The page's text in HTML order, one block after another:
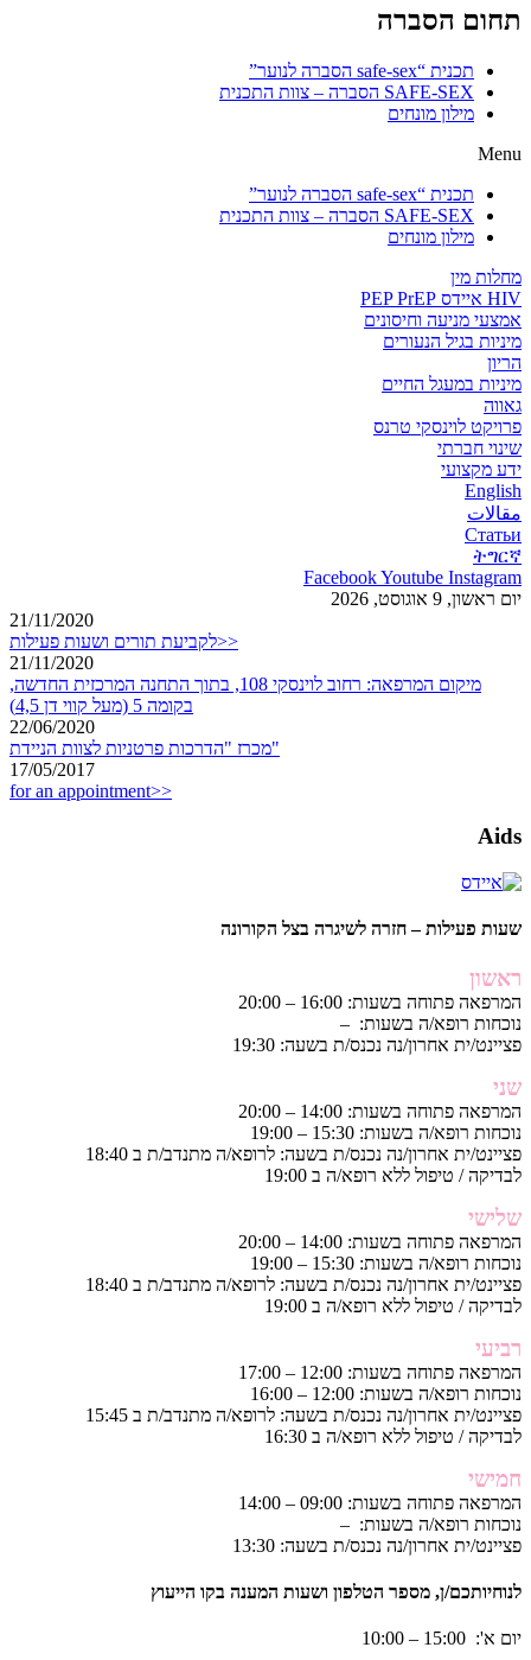
תחום הסברה
תכנית “safe-sex הסברה לנוער”
SAFE-SEX הסברה – צוות התכנית
מילון מונחים
Menu
תכנית “safe-sex הסברה לנוער”
SAFE-SEX הסברה – צוות התכנית
מילון מונחים
מחלות מין
HIV איידס PEP PrEP
אמצעי מניעה וחיסונים
מיניות בגיל הנעורים
הריון
מיניות במעגל החיים
גאווה
פרויקט לוינסקי טרנס
שינוי חברתי
ידע מקצועי
English
مقالات
Статьи
ትግርኛ
FacebookYoutube Instagram
יום ראשון, 9 אוגוסט, 2026
21/11/2020
לקביעת תורים ושעות פעילות>>
21/11/2020
מיקום המרפאה: רחוב לוינסקי 108, בתוך התחנה המרכזית החדשה,
בקומה 5 (מעל קווי דן 4,5)
22/06/2020
מכרז "הדרכות פרטניות לצוות הניידת"
17/05/2017
for an appointment>>
Aids
שעות פעילות – חזרה לשיגרה בצל הקורונה
ראשון
המרפאה פתוחה בשעות: 16:00 – 20:00
נוכחות רופא/ה בשעות: –
פציינט/ית אחרון/נה נכנס/ת בשעה: 19:30
שני
המרפאה פתוחה בשעות: 14:00 – 20:00
נוכחות רופא/ה בשעות: 15:30 – 19:00
פציינט/ית אחרון/נה נכנס/ת בשעה: לרופא/ה מתנדב/ת ב 18:40
לבדיקה / טיפול ללא רופא/ה ב 19:00
שלישי
המרפאה פתוחה בשעות: 14:00 – 20:00
נוכחות רופא/ה בשעות: 15:30 – 19:00
פציינט/ית אחרון/נה נכנס/ת בשעה: לרופא/ה מתנדב/ת ב 18:40
לבדיקה / טיפול ללא רופא/ה ב 19:00
רביעי
המרפאה פתוחה בשעות: 12:00 – 17:00
נוכחות רופא/ה בשעות: 12:00 – 16:00
פציינט/ית אחרון/נה נכנס/ת בשעה: לרופא/ה מתנדב/ת ב 15:45
לבדיקה / טיפול ללא רופא/ה ב 16:30
חמישי
המרפאה פתוחה בשעות: 09:00 – 14:00
נוכחות רופא/ה בשעות: –
פציינט/ית אחרון/נה נכנס/ת בשעה: 13:30
לנוחיותכם/ן, מספר הטלפון ושעות המענה בקו הייעוץ
יום א': 15:00 – 10:00